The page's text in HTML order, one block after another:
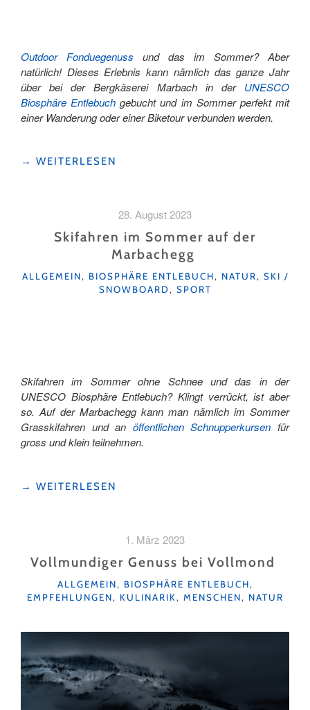
Outdoor Fonduegenuss und das im Sommer? Aber
natürlich! Dieses Erlebnis kann nämlich das ganze Jahr
über bei der Bergkäserei Marbach in der UNESCO
Biosphäre Entlebuch gebucht und im Sommer perfekt mit
einer Wanderung oder einer Biketour verbunden werden.
"OUTDOOR
→ WEITERLESEN
28. August 2023
Skifahren im Sommer auf der
Marbachegg
KATEGORIEN
ALLGEMEIN, BIOSPHÄRE ENTLEBUCH, NATUR, SKI /
SNOWBOARD, SPORT
Skifahren im Sommer ohne Schnee und das in der
UNESCO Biosphäre Entlebuch? Klingt verrückt, ist aber
so. Auf der Marbachegg kann man nämlich im Sommer
Grasskifahren und an öffentlichen Schnupperkursen für
gross und klein teilnehmen.
"SKIFAHREN
MARBACHEGG "
→ WEITERLESEN
1. März 2023
Vollmundiger Genuss bei Vollmond
KATEGORIEN
ALLGEMEIN, BIOSPHÄRE ENTLEBUCH,
EMPFEHLUNGEN, KULINARIK, MENSCHEN, NATUR